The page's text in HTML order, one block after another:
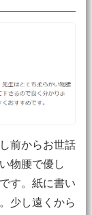
前からお世話
物腰で優し
す。紙に書い
少し遠くから